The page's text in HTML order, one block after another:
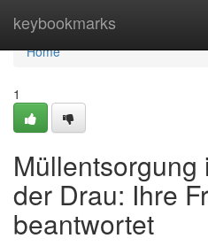
keybookmarks
Home
Home
1
Müllentsorgung
der Drau: Ihre
beantwortet